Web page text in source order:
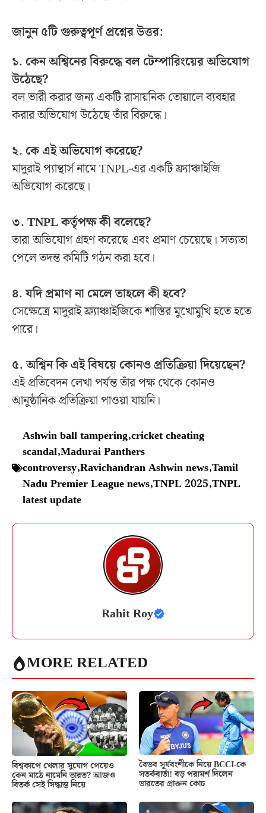
জানুন ৫টি গুরুত্বপূর্ণ প্রশ্নের উত্তর:
১. কেন অশ্বিনের বিরুদ্ধে বল টেম্পারিংয়ের অভিযোগ
উঠেছে?
বল ভারী করার জন্য একটি রাসায়নিক তোয়ালে ব্যবহার
করার অভিযোগ উঠেছে তাঁর বিরুদ্ধে।
২. কে এই অভিযোগ করেছে?
মাদুরাই প্যান্থার্স নামে TNPL-এর একটি ফ্র্যাঞ্চাইজি
অভিযোগ করেছে।
৩. TNPL কর্তৃপক্ষ কী বলেছে?
তারা অভিযোগ গ্রহণ করেছে এবং প্রমাণ চেয়েছে। সত্যতা
পেলে তদন্ত কমিটি গঠন করা হবে।
৪. যদি প্রমাণ না মেলে তাহলে কী হবে?
সেক্ষেত্রে মাদুরাই ফ্র্যাঞ্চাইজিকে শাস্তির মুখোমুখি হতে হতে
পারে।
৫. অশ্বিন কি এই বিষয়ে কোনও প্রতিক্রিয়া দিয়েছেন?
এই প্রতিবেদন লেখা পর্যন্ত তাঁর পক্ষ থেকে কোনও
আনুষ্ঠানিক প্রতিক্রিয়া পাওয়া যায়নি।
Ashwin ball tampering,cricket cheating
scandal,Madurai Panthers
controversy,Ravichandran Ashwin news,Tamil
Nadu Premier League news,TNPL 2025,TNPL
latest update
Rahit Roy
MORE RELATED
বিশ্বকাপে খেলার সুযোগ পেয়েও
কেন মাঠে নামেনি ভারত? আজও
বিতর্ক সেই সিদ্ধান্ত নিয়ে
বৈভব সূর্যবংশীকে নিয়ে BCCI-কে
সতর্কবার্তা! বড় পরামর্শ দিলেন
ভারতের প্রাক্তন কোচ